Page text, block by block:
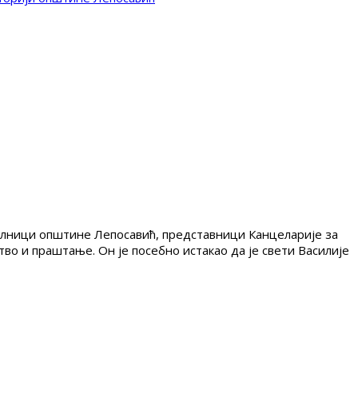
општине Лепосавић, представници Канцеларије за
и праштање. Он је посебно истакао да је свети Василије